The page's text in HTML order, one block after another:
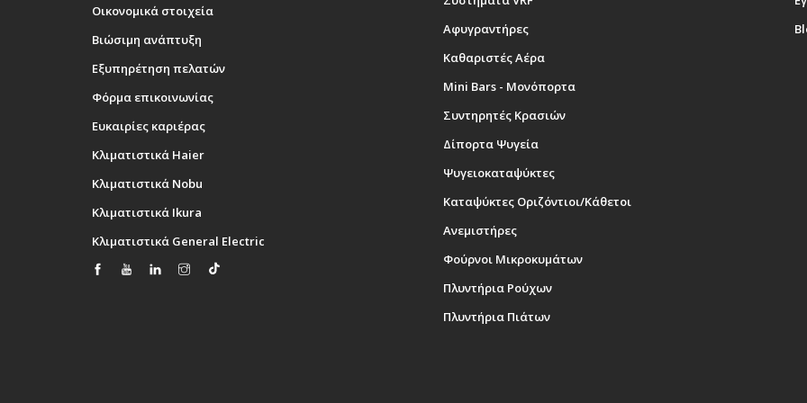
Οικονομικά στοιχεία
Βιώσιμη ανάπτυξη
Εξυπηρέτηση πελατών
Φόρμα επικοινωνίας
Ευκαιρίες καριέρας
Κλιματιστικά Haier
Κλιματιστικά Nobu
Κλιματιστικά Ikura
Κλιματιστικά General Electric
Αφυγραντήρες
Καθαριστές Αέρα
Mini Bars - Μονόπορτα
Συντηρητές Κρασιών
Δίπορτα Ψυγεία
Ψυγειοκαταψύκτες
Καταψύκτες Οριζόντιοι/Κάθετοι
Ανεμιστήρες
Φούρνοι Μικροκυμάτων
Πλυντήρια Ρούχων
Πλυντήρια Πιάτων